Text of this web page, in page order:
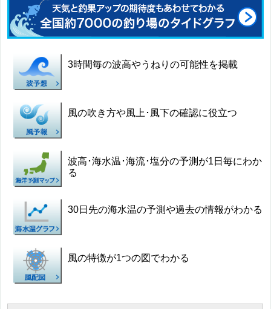
3時間毎の波高やうねりの可能性を掲載
風の吹き方や風上･風下の確認に役立つ
波高･海水温･海流･塩分の予測が1日毎にわか
る
30日先の海水温の予測や過去の情報がわかる
風の特徴が1つの図でわかる